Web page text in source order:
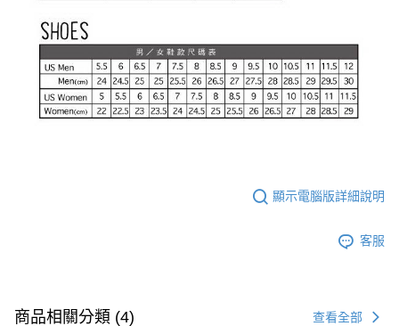
顯示電腦版詳細說明
客服
商品相關分類 (4) 查看全部